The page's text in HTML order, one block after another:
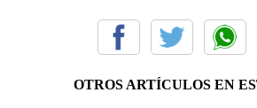
OTROS ARTÍCULOS EN